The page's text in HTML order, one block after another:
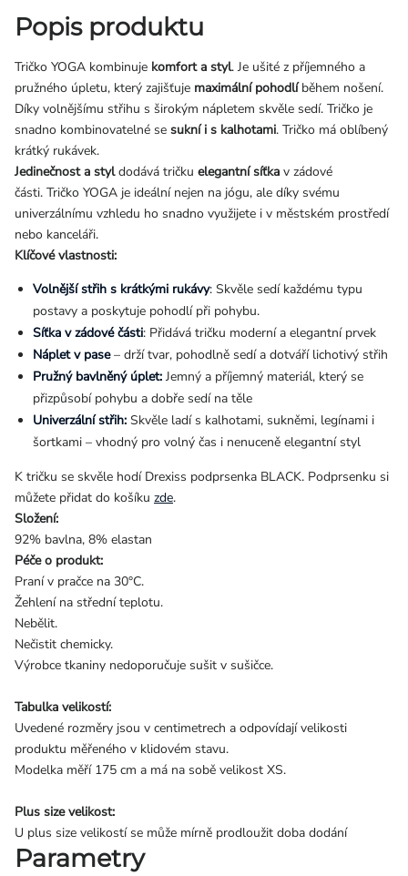
Popis produktu
Tričko YOGA kombinuje komfort a styl. Je ušité z příjemného a
pružného úpletu, který zajišťuje maximální pohodlí během nošení.
Díky volnějšímu střihu s širokým nápletem skvěle sedí. Tričko je
snadno kombinovatelné se sukní i s kalhotami. Tričko má oblíbený
krátký rukávek.
Jedinečnost a styldodává tričku elegantní síťka v zádové
části. Tričko YOGA je ideální nejen na jógu, ale díky svému
univerzálnímu vzhledu ho snadno využijete i v městském prostředí
nebo kanceláři.
Klíčové vlastnosti:
Volnější střih s krátkými rukávy: Skvěle sedí každému typu
postavy a poskytuje pohodlí při pohybu.
Síťka v zádové části: Přidává tričku moderní a elegantní prvek
Náplet v pase– drží tvar, pohodlně sedí a dotváří lichotivý střih
Pružný bavlněný úplet: Jemný a příjemný materiál, který se
přizpůsobí pohybu a dobře sedí na těle
Univerzální střih: Skvěle ladí s kalhotami, sukněmi, legínami i
šortkami – vhodný pro volný čas i nenuceně elegantní styl
K tričku se skvěle hodí Drexiss podprsenka BLACK. Podprsenku si
můžete přidat do košíku zde.
Složení:
92% bavlna, 8% elastan
Péče o produkt:
Praní v pračce na 30°C.
Žehlení na střední teplotu.
Nebělit.
Nečistit chemicky.
Výrobce tkaniny nedoporučuje sušit v sušičce.
Tabulka velikostí:
Uvedené rozměry jsou v centimetrech a odpovídají velikosti
produktu měřeného v klidovém stavu.
Modelka měří 175 cm a má na sobě velikost XS.
Plus size velikost:
U plus size velikostí se může mírně prodloužit doba dodání
Parametry